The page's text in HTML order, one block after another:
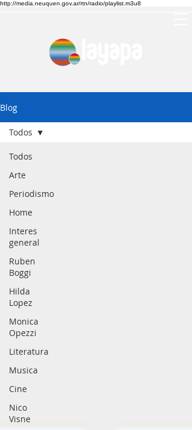
http://media.neuquen.gov.ar/rtn/radio/playlist.m3u8
Blog
Todos
Arte
Periodismo
Home
Interes
general
Ruben
Boggi
Hilda
Lopez
Monica
Opezzi
Literatura
Musica
Cine
Nico
Visne
Todos